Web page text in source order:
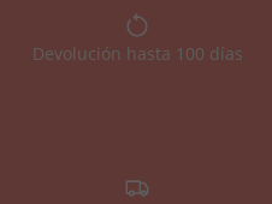
Devolución hasta 100 días